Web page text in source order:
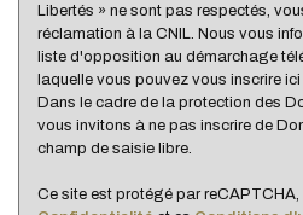
Libertés » ne sont pas respectés,
réclamation à la CNIL. Nous vous
liste d'opposition au démarchage
laquelle vous pouvez vous inscrire ici
Dans le cadre de la protection des
vous invitons à ne pas inscrire de
champ de saisie libre.
Ce site est protégé par reCAPTCHA,